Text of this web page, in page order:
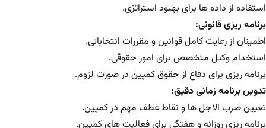
استفاده از داده ها برای بهبود استراتژی.
برنامه ریزی قانونی:
اطمینان از رعایت کامل قوانین و مقررات انتخاباتی.
استخدام وکیل متخصص برای امور حقوقی.
برنامه ریزی برای دفاع از حقوق کمپین در صورت لزوم.
تدوین برنامه زمانی دقیق:
تعیین ضرب الاجل ها و نقاط عطف مهم در کمپین.
برنامه ریزی روزانه و هفتگی برای فعالیت های کمپین.